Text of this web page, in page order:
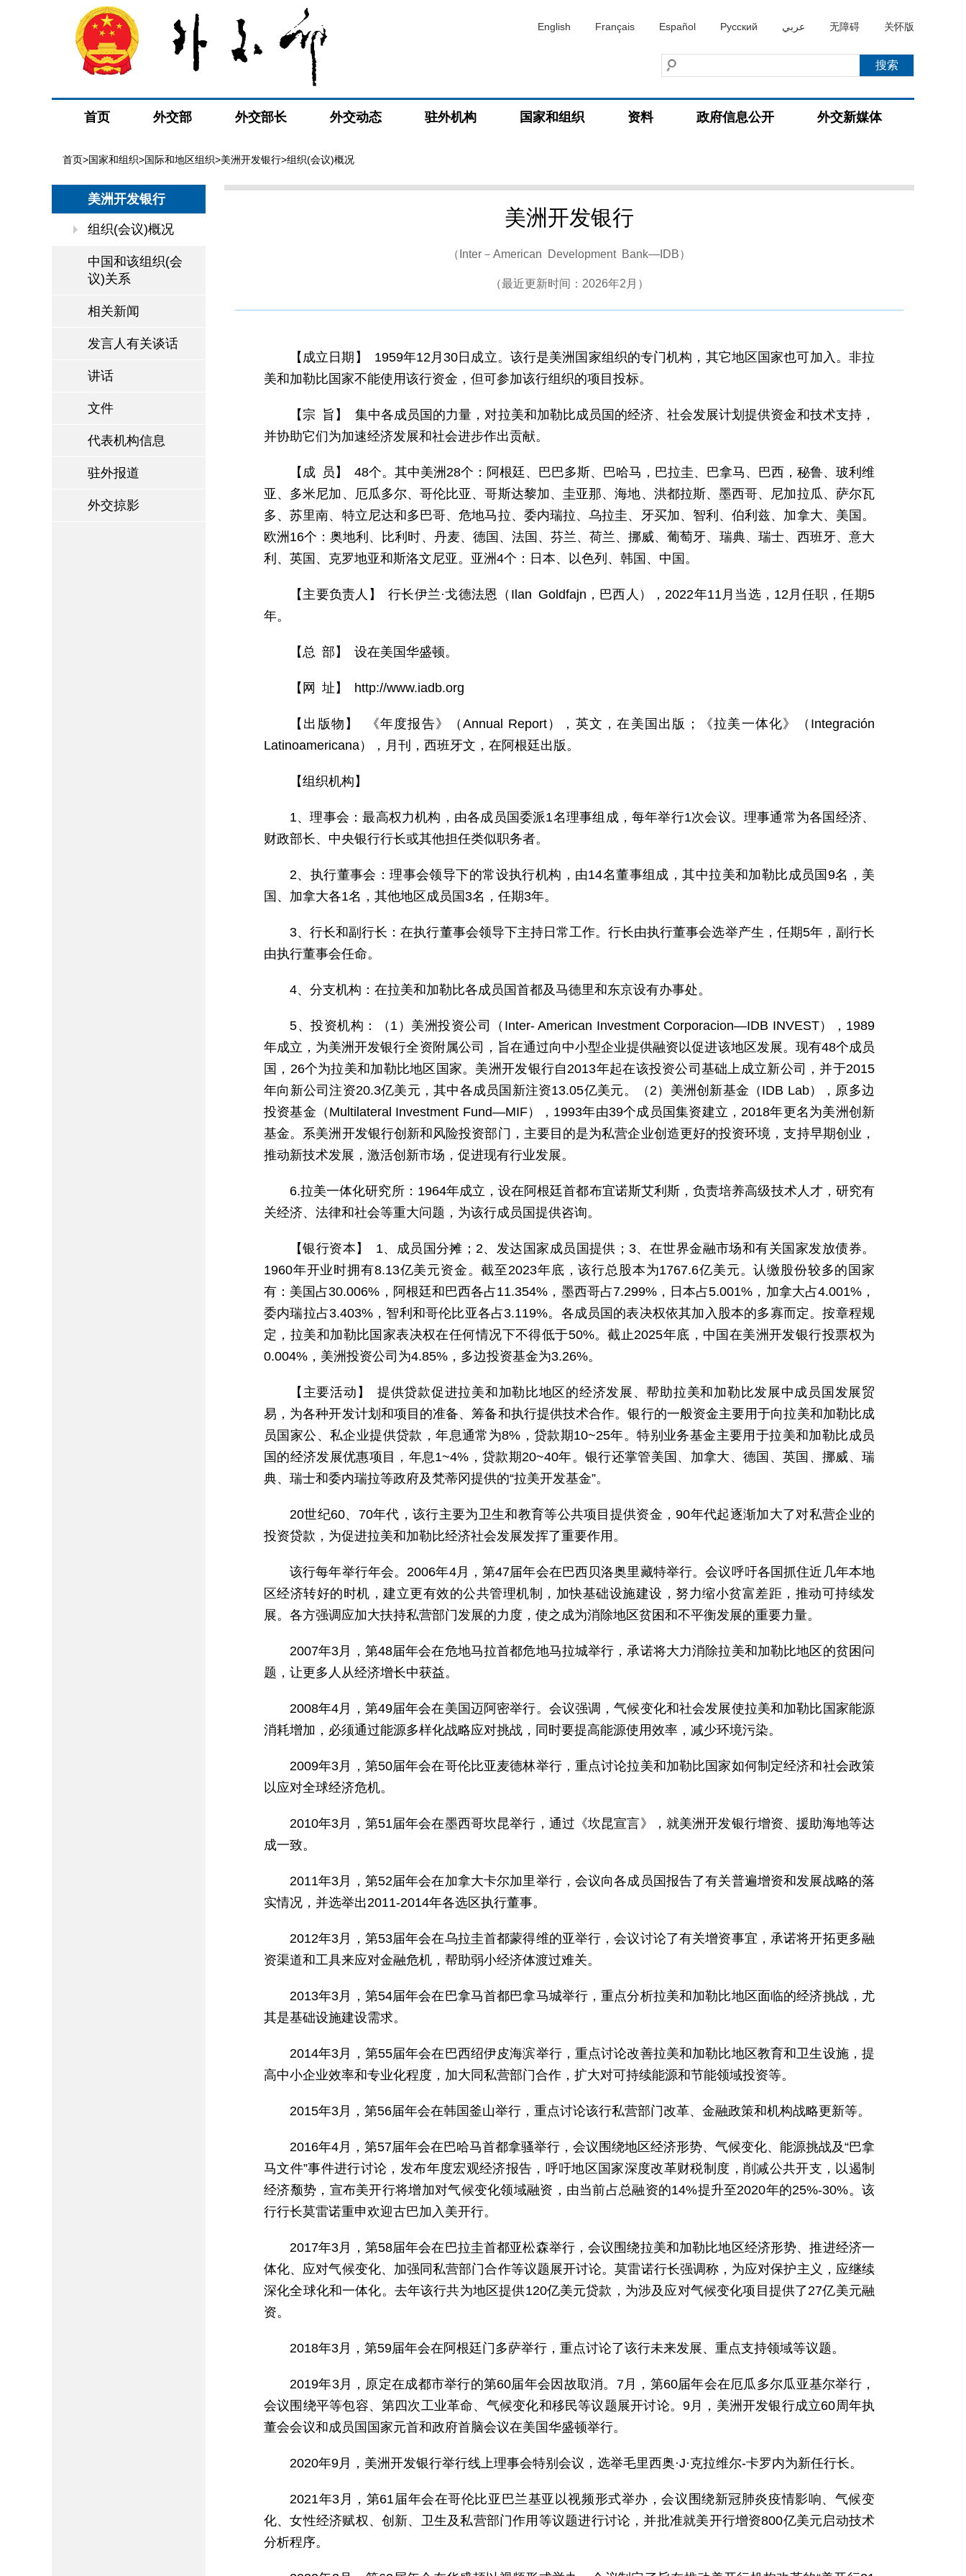
English Français Español Русский عربي 无障碍 关怀版
首页 外交部 外交部长 外交动态 驻外机构 国家和组织 资料 政府信息公开 外交新媒体
首页>国家和组织>国际和地区组织>美洲开发银行>组织(会议)概况
美洲开发银行
组织(会议)概况
中国和该组织(会
议)关系
相关新闻
发言人有关谈话
讲话
文件
代表机构信息
驻外报道
外交掠影
美洲开发银行
（Inter－American Development Bank—IDB）
（最近更新时间：2026年2月）
【成立日期】 1959年12月30日成立。该行是美洲国家组织的专门机构，其它地区国家也可加入。非拉
美和加勒比国家不能使用该行资金，但可参加该行组织的项目投标。
【宗 旨】 集中各成员国的力量，对拉美和加勒比成员国的经济、社会发展计划提供资金和技术支持，
并协助它们为加速经济发展和社会进步作出贡献。
【成 员】 48个。其中美洲28个：阿根廷、巴巴多斯、巴哈马，巴拉圭、巴拿马、巴西，秘鲁、玻利维
亚、多米尼加、厄瓜多尔、哥伦比亚、哥斯达黎加、圭亚那、海地、洪都拉斯、墨西哥、尼加拉瓜、萨尔瓦
多、苏里南、特立尼达和多巴哥、危地马拉、委内瑞拉、乌拉圭、牙买加、智利、伯利兹、加拿大、美国。
欧洲16个：奥地利、比利时、丹麦、德国、法国、芬兰、荷兰、挪威、葡萄牙、瑞典、瑞士、西班牙、意大
利、英国、克罗地亚和斯洛文尼亚。亚洲4个：日本、以色列、韩国、中国。
【主要负责人】 行长伊兰·戈德法恩（Ilan Goldfajn，巴西人），2022年11月当选，12月任职，任期5
年。
【总 部】 设在美国华盛顿。
【网 址】 http://www.iadb.org
【出版物】 《年度报告》（Annual Report），英文，在美国出版；《拉美一体化》（Integración
Latinoamericana），月刊，西班牙文，在阿根廷出版。
【组织机构】
1、理事会：最高权力机构，由各成员国委派1名理事组成，每年举行1次会议。理事通常为各国经济、
财政部长、中央银行行长或其他担任类似职务者。
2、执行董事会：理事会领导下的常设执行机构，由14名董事组成，其中拉美和加勒比成员国9名，美
国、加拿大各1名，其他地区成员国3名，任期3年。
3、行长和副行长：在执行董事会领导下主持日常工作。行长由执行董事会选举产生，任期5年，副行长
由执行董事会任命。
4、分支机构：在拉美和加勒比各成员国首都及马德里和东京设有办事处。
5、投资机构：（1）美洲投资公司（Inter- American Investment Corporacion—IDB INVEST），1989
年成立，为美洲开发银行全资附属公司，旨在通过向中小型企业提供融资以促进该地区发展。现有48个成员
国，26个为拉美和加勒比地区国家。美洲开发银行自2013年起在该投资公司基础上成立新公司，并于2015
年向新公司注资20.3亿美元，其中各成员国新注资13.05亿美元。（2）美洲创新基金（IDB Lab），原多边
投资基金（Multilateral Investment Fund—MIF），1993年由39个成员国集资建立，2018年更名为美洲创新
基金。系美洲开发银行创新和风险投资部门，主要目的是为私营企业创造更好的投资环境，支持早期创业，
推动新技术发展，激活创新市场，促进现有行业发展。
6.拉美一体化研究所：1964年成立，设在阿根廷首都布宜诺斯艾利斯，负责培养高级技术人才，研究有
关经济、法律和社会等重大问题，为该行成员国提供咨询。
【银行资本】 1、成员国分摊；2、发达国家成员国提供；3、在世界金融市场和有关国家发放债券。
1960年开业时拥有8.13亿美元资金。截至2023年底，该行总股本为1767.6亿美元。认缴股份较多的国家
有：美国占30.006%，阿根廷和巴西各占11.354%，墨西哥占7.299%，日本占5.001%，加拿大占4.001%，
委内瑞拉占3.403%，智利和哥伦比亚各占3.119%。各成员国的表决权依其加入股本的多寡而定。按章程规
定，拉美和加勒比国家表决权在任何情况下不得低于50%。截止2025年底，中国在美洲开发银行投票权为
0.004%，美洲投资公司为4.85%，多边投资基金为3.26%。
【主要活动】 提供贷款促进拉美和加勒比地区的经济发展、帮助拉美和加勒比发展中成员国发展贸
易，为各种开发计划和项目的准备、筹备和执行提供技术合作。银行的一般资金主要用于向拉美和加勒比成
员国家公、私企业提供贷款，年息通常为8%，贷款期10~25年。特别业务基金主要用于拉美和加勒比成员
国的经济发展优惠项目，年息1~4%，贷款期20~40年。银行还掌管美国、加拿大、德国、英国、挪威、瑞
典、瑞士和委内瑞拉等政府及梵蒂冈提供的“拉美开发基金”。
20世纪60、70年代，该行主要为卫生和教育等公共项目提供资金，90年代起逐渐加大了对私营企业的
投资贷款，为促进拉美和加勒比经济社会发展发挥了重要作用。
该行每年举行年会。2006年4月，第47届年会在巴西贝洛奥里藏特举行。会议呼吁各国抓住近几年本地
区经济转好的时机，建立更有效的公共管理机制，加快基础设施建设，努力缩小贫富差距，推动可持续发
展。各方强调应加大扶持私营部门发展的力度，使之成为消除地区贫困和不平衡发展的重要力量。
2007年3月，第48届年会在危地马拉首都危地马拉城举行，承诺将大力消除拉美和加勒比地区的贫困问
题，让更多人从经济增长中获益。
2008年4月，第49届年会在美国迈阿密举行。会议强调，气候变化和社会发展使拉美和加勒比国家能源
消耗增加，必须通过能源多样化战略应对挑战，同时要提高能源使用效率，减少环境污染。
2009年3月，第50届年会在哥伦比亚麦德林举行，重点讨论拉美和加勒比国家如何制定经济和社会政策
以应对全球经济危机。
2010年3月，第51届年会在墨西哥坎昆举行，通过《坎昆宣言》，就美洲开发银行增资、援助海地等达
成一致。
2011年3月，第52届年会在加拿大卡尔加里举行，会议向各成员国报告了有关普遍增资和发展战略的落
实情况，并选举出2011-2014年各选区执行董事。
2012年3月，第53届年会在乌拉圭首都蒙得维的亚举行，会议讨论了有关增资事宜，承诺将开拓更多融
资渠道和工具来应对金融危机，帮助弱小经济体渡过难关。
2013年3月，第54届年会在巴拿马首都巴拿马城举行，重点分析拉美和加勒比地区面临的经济挑战，尤
其是基础设施建设需求。
2014年3月，第55届年会在巴西绍伊皮海滨举行，重点讨论改善拉美和加勒比地区教育和卫生设施，提
高中小企业效率和专业化程度，加大同私营部门合作，扩大对可持续能源和节能领域投资等。
2015年3月，第56届年会在韩国釜山举行，重点讨论该行私营部门改革、金融政策和机构战略更新等。
2016年4月，第57届年会在巴哈马首都拿骚举行，会议围绕地区经济形势、气候变化、能源挑战及“巴拿
马文件”事件进行讨论，发布年度宏观经济报告，呼吁地区国家深度改革财税制度，削减公共开支，以遏制
经济颓势，宣布美开行将增加对气候变化领域融资，由当前占总融资的14%提升至2020年的25%-30%。该
行行长莫雷诺重申欢迎古巴加入美开行。
2017年3月，第58届年会在巴拉圭首都亚松森举行，会议围绕拉美和加勒比地区经济形势、推进经济一
体化、应对气候变化、加强同私营部门合作等议题展开讨论。莫雷诺行长强调称，为应对保护主义，应继续
深化全球化和一体化。去年该行共为地区提供120亿美元贷款，为涉及应对气候变化项目提供了27亿美元融
资。
2018年3月，第59届年会在阿根廷门多萨举行，重点讨论了该行未来发展、重点支持领域等议题。
2019年3月，原定在成都市举行的第60届年会因故取消。7月，第60届年会在厄瓜多尔瓜亚基尔举行，
会议围绕平等包容、第四次工业革命、气候变化和移民等议题展开讨论。9月，美洲开发银行成立60周年执
董会会议和成员国国家元首和政府首脑会议在美国华盛顿举行。
2020年9月，美洲开发银行举行线上理事会特别会议，选举毛里西奥·J·克拉维尔-卡罗内为新任行长。
2021年3月，第61届年会在哥伦比亚巴兰基亚以视频形式举办，会议围绕新冠肺炎疫情影响、气候变
化、女性经济赋权、创新、卫生及私营部门作用等议题进行讨论，并批准就美开行增资800亿美元启动技术
分析程序。